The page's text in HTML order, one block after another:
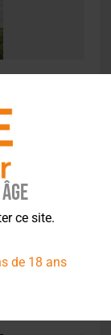
ce site.
de 18 ans
pour
la canette